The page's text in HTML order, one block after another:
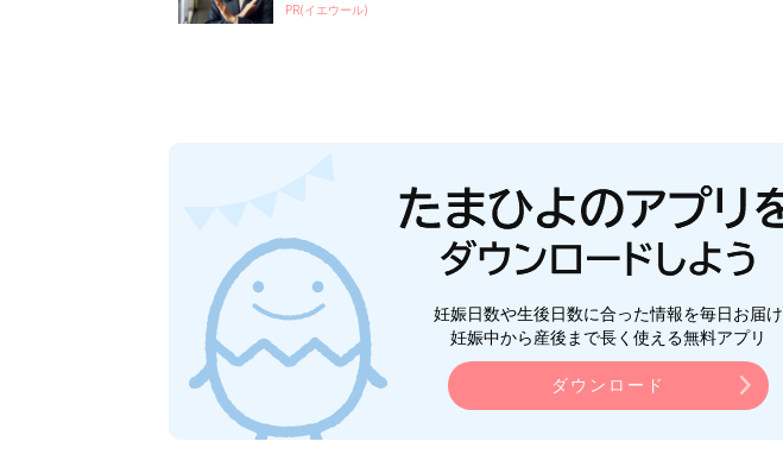
PR(イエウール)
妊娠日数や生後日数に合った情報を毎日お届け
妊娠中から産後まで長く使える無料アプリ
ダウンロード